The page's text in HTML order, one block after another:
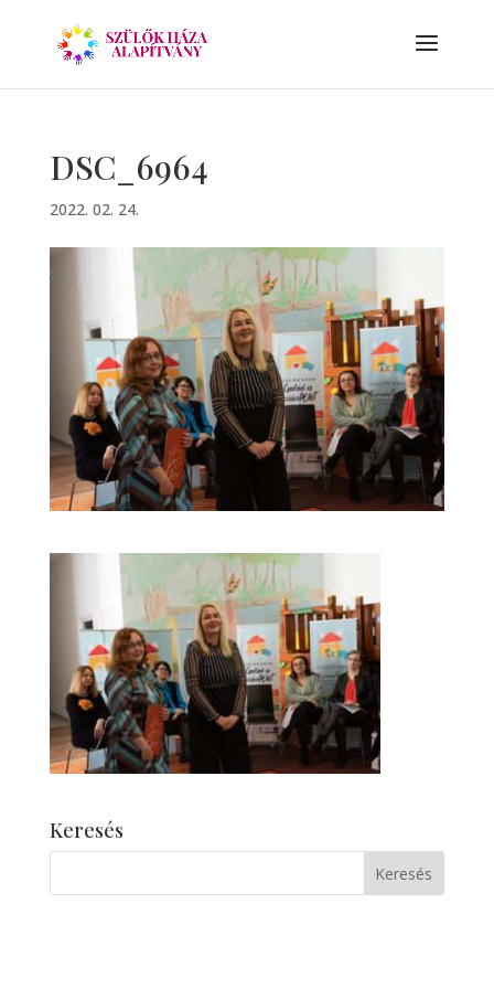
DSC_6964
2022. 02. 24.
Keresés